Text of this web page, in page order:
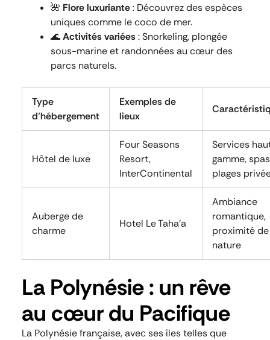
🌺 Flore luxuriante: Découvrez des espèces
uniques comme le coco de mer.
🌊Activités variées : Snorkeling, plongée
sous-marine et randonnées au cœur des
parcs naturels.
Type
d’hébergement
Exemples de
lieux
Hôtel de luxe
Four Seasons
Resort,
InterContinental
Services
gamme,
plages
Auberge de
charme
Hotel Le Taha’a
Ambiance
romantique,
proximité
nature
La Polynésie : un rêve
au cœur du Pacifique
La Polynésie française, avec ses îles telles que